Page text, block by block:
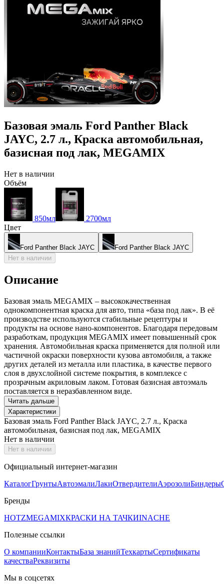
Базовая эмаль Ford Panther Black
JAYC, 2.7 л., Краска автомобильная,
базисная под лак, MEGAMIX
Нет в наличии
Объём
850мл
2700мл
Цвет
Ford Panther Black JAYC
Ford Panther Black JAYC
Нет в наличии
Описание
Базовая эмаль MEGAMIX – высококачественная
однокомпонентная краска для авто, типа «база под лак». В её
производстве используются стабильные рецептуры и
продукты на основе нано-компонентов. Благодаря передовым
разработкам, продукция MEGAMIX имеет повышенный срок
хранения. Автомобильная краска применяется для полной или
частичной окраски поверхности кузова автомобиля, а также
других деталей из металла или пластика, в качестве первого
слоя в двухслойной системе покрытия, в комплексе с
прозрачным акриловым лаком. Готовая базисная автоэмаль
поставляется в неразбавленном виде.
Читать дальше
Характеристики
Базовая эмаль Ford Panther Black JAYC, 2.7 л., Краска
автомобильная, базисная под лак, MEGAMIX
Нет в наличии
Нет в наличии
Официальный интернет-магазин
КаталогГрунтыАвтоэмалиЛакиОтвердителиАэрозолиБиндеры
Бренды
HOTZMEGAMIXКРАСКИ НА ТАЧКИINACHE
Полезные ссылки
О компанииКонтактыБаза знанийТехкартыСертификаты
качестваРеквизиты
Мы в соцсетях